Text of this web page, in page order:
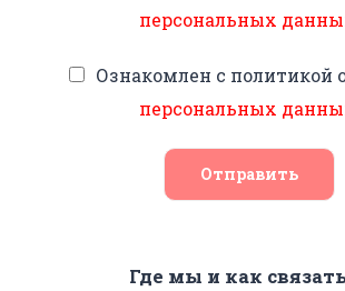
персональных
Ознакомлен с политикой
персональных
Отправить
Где мы и как